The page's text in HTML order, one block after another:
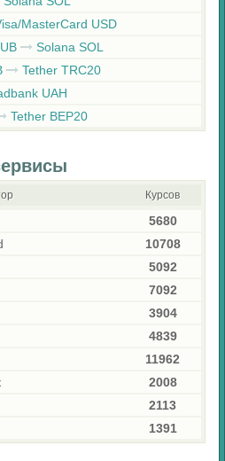
MasterCard USD
Solana SOL
Tether TRC20
UAH
Tether BEP20
Курсов
5680
10708
5092
7092
3904
4839
11962
2008
2113
1391